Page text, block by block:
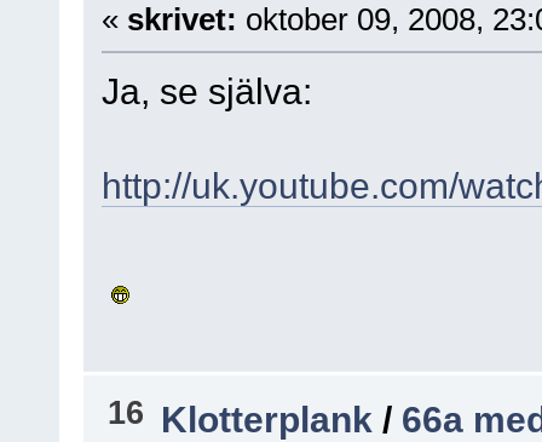
« skrivet: oktober 09, 2008,
Ja, se själva:
http://uk.youtube.com/
16 Klotterplank / 66a